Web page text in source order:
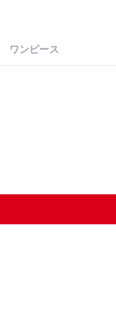
ワンピース